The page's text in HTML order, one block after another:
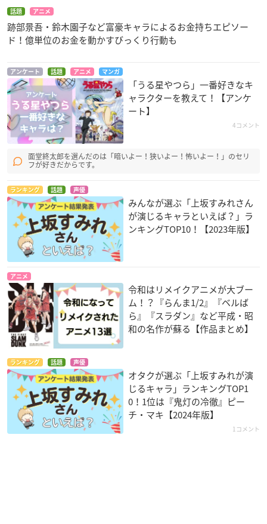
話題 アニメ
跡部景吾・鈴木園子など富豪キャラによるお金持ちエピソー
ド！億単位のお金を動かすびっくり行動も
アンケート 話題 アニメ マンガ
「うる星やつら」一番好きなキ
ャラクターを教えて！【アンケ
ート】
4コメント
面堂終太郎を選んだのは「暗いよー！狭いよー！怖いよー！」のセリ
フが好きだからです。
ランキング 話題 声優
みんなが選ぶ「上坂すみれさん
が演じるキャラといえば？」ラ
ンキングTOP10！【2023年版】
アニメ
令和はリメイクアニメが大ブー
ム！？『らんま1/2』『ベルば
ら』『スラダン』など平成・昭
和の名作が蘇る【作品まとめ】
ランキング 話題 声優
オタクが選ぶ「上坂すみれが演
じるキャラ」ランキングTOP1
0！1位は『鬼灯の冷徹』ピー
チ・マキ【2024年版】
1コメント